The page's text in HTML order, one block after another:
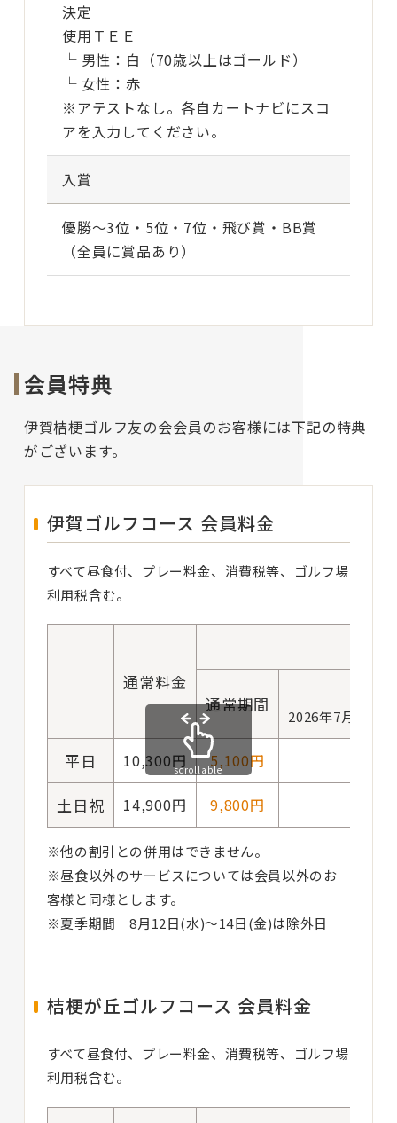
決定
使用ＴＥＥ
└ 男性：白（70歳以上はゴールド）
└ 女性：赤
※アテストなし。各自カートナビにスコ
アを入力してください。
入賞
優勝～3位・5位・7位・飛び賞・BB賞
（全員に賞品あり）
会員特典
伊賀桔梗ゴルフ友の会会員のお客様には下記の特典
がございます。
伊賀ゴルフコース 会員料金
すべて昼食付、プレー料金、消費税等、ゴルフ場
利用税含む。
通常料金
通常期間
2026年7月1日(
平日 10,300円 5,100円
土日祝 14,900円 9,800円
scrollable
※他の割引との併用はできません。
※昼食以外のサービスについては会員以外のお
客様と同様とします。
※夏季期間 8月12日(水)〜14日(金)は除外日
桔梗が丘ゴルフコース 会員料金
すべて昼食付、プレー料金、消費税等、ゴルフ場
利用税含む。